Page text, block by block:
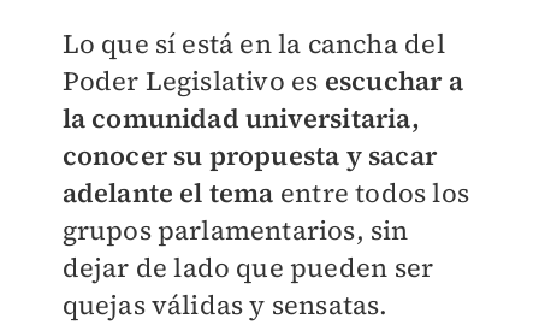
Lo que sí está en la cancha del
Poder Legislativo es escuchar a
la comunidad universitaria,
conocer su propuesta y sacar
adelante el tema entre todos los
grupos parlamentarios, sin
dejar de lado que pueden ser
quejas válidas y sensatas.